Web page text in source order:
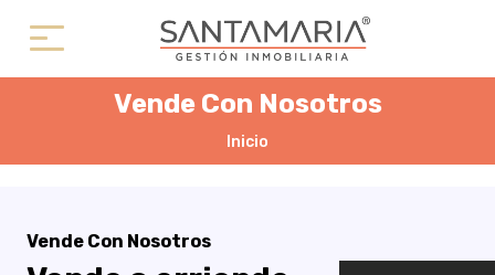
Vende Con Nosotros
Inicio
Vende Con Nosotros